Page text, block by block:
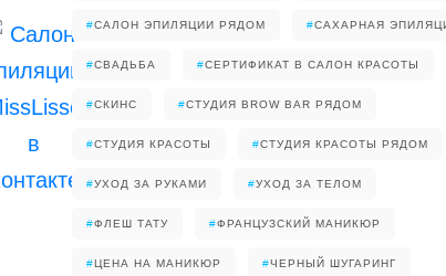
#САЛОН ЭПИЛЯЦИИ РЯДОМ #САХАРНАЯ
#СВАДЬБА #СЕРТИФИКАТ В САЛОН КРАСОТЫ
#СКИНС #СТУДИЯ BROW BAR РЯДОМ
#СТУДИЯ КРАСОТЫ #СТУДИЯ КРАСОТЫ РЯДОМ
#УХОД ЗА РУКАМИ #УХОД ЗА ТЕЛОМ
#ФЛЕШ ТАТУ #ФРАНЦУЗСКИЙ МАНИКЮР
#ЦЕНА НА МАНИКЮР #ЧЕРНЫЙ ШУГАРИНГ